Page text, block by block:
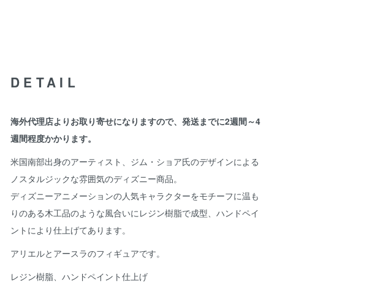
DETAIL
海外代理店よりお取り寄せになりますので、発送までに2週間～4
週間程度かかります。
米国南部出身のアーティスト、ジム・ショア氏のデザインによる
ノスタルジックな雰囲気のディズニー商品。
ディズニーアニメーションの人気キャラクターをモチーフに温も
りのある木工品のような風合いにレジン樹脂で成型、ハンドペイ
ントにより仕上げてあります。
アリエルとアースラのフィギュアです。
レジン樹脂、ハンドペイント仕上げ